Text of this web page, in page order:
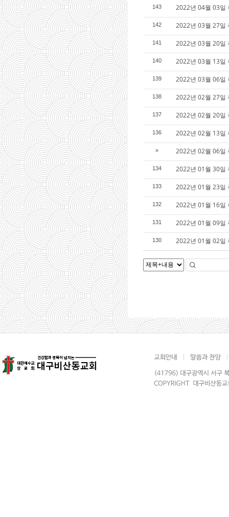
143 2022년 04월 03일
142 2022년 03월 27일
141 2022년 03월 20일
140 2022년 03월 13일
139 2022년 03월 06일
138 2022년 02월 27일
137 2022년 02월 20일
136 2022년 02월 13일
» 2022년 02월 06일
134 2022년 01월 30일
133 2022년 01월 23일
132 2022년 01월 16일
131 2022년 01월 09일
130 2022년 01월 02일